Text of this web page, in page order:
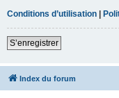
Conditions d’utilisation |
S’enregistrer
Index du forum